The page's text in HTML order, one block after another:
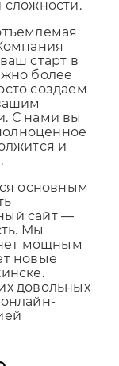
старт в
более
создаем
С нами вы
и
сайт —
Мы
мощным
новые
довольных